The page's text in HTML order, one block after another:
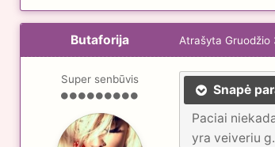
Butaforija
Super senbūvis
Atrašyta Gruodžio
Snapė
Paciai
yra veiveriu